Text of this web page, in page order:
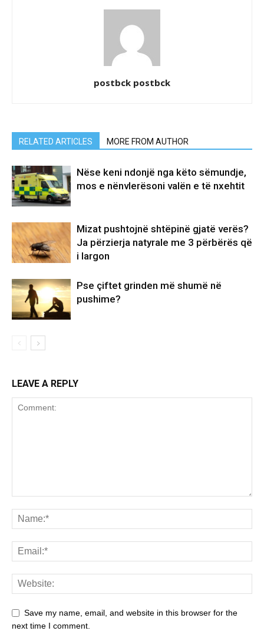
postbck postbck
RELATED ARTICLES MORE FROM AUTHOR
Nëse keni ndonjë nga këto sëmundje,
mos e nënvlerësoni valën e të nxehtit
Mizat pushtojnë shtëpinë gjatë verës?
Ja përzierja natyrale me 3 përbërës që
i largon
Pse çiftet grinden më shumë në
pushime?
LEAVE A REPLY
Save my name, email, and website in this browser for the
next time I comment.